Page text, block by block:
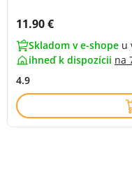
Cena s DPH:
11.90 €
Skladom v e-shope u
ihneď k dispozícii na
4.9